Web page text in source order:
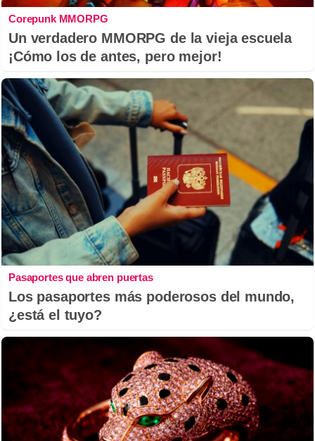
Corepunk MMORPG
Un verdadero MMORPG de la vieja escuela
¡Cómo los de antes, pero mejor!
Pasaportes que abren puertas
Los pasaportes más poderosos del mundo,
¿está el tuyo?